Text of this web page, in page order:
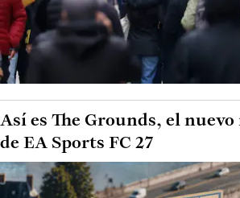
Así es The Grounds, el
de EA Sports FC 27